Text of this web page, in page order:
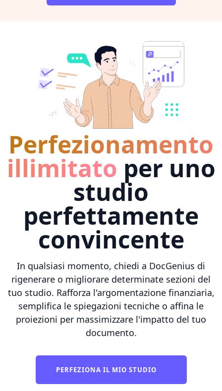
Perfezionamento
illimitato per uno
studio
perfettamente
convincente
In qualsiasi momento, chiedi a DocGenius di
rigenerare o migliorare determinate sezioni del
tuo studio. Rafforza l'argomentazione finanziaria,
semplifica le spiegazioni tecniche o affina le
proiezioni per massimizzare l'impatto del tuo
documento.
PERFEZIONA IL MIO STUDIO